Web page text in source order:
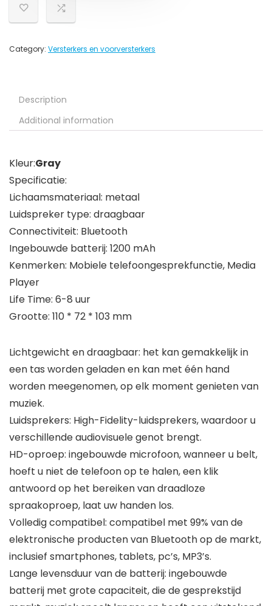
Category: Versterkers en voorversterkers
Description
Additional information
Kleur:Gray
Specificatie:
Lichaamsmateriaal: metaal
Luidspreker type: draagbaar
Connectiviteit: Bluetooth
Ingebouwde batterij: 1200 mAh
Kenmerken: Mobiele telefoongesprekfunctie, Media
Player
Life Time: 6-8 uur
Grootte: 110 * 72 * 103 mm
Lichtgewicht en draagbaar: het kan gemakkelijk in
een tas worden geladen en kan met één hand
worden meegenomen, op elk moment genieten van
muziek.
Luidsprekers: High-Fidelity-luidsprekers, waardoor u
verschillende audiovisuele genot brengt.
HD-oproep: ingebouwde microfoon, wanneer u belt,
hoeft u niet de telefoon op te halen, een klik
antwoord op het bereiken van draadloze
spraakoproep, laat uw handen los.
Volledig compatibel: compatibel met 99% van de
elektronische producten van Bluetooth op de markt,
inclusief smartphones, tablets, pc’s, MP3’s.
Lange levensduur van de batterij: ingebouwde
batterij met grote capaciteit, die de gesprekstijd